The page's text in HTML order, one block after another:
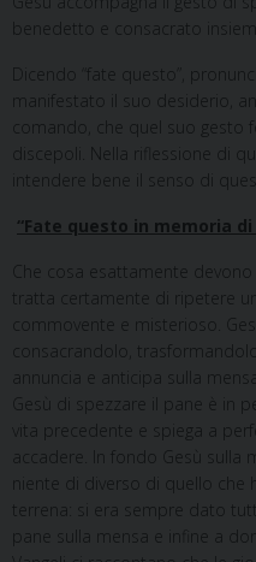
benedetto e consacrato
Dicendo “fate questo”,
manifestato il suo desiderio,
comando, che quel suo gesto
discepoli. Nella riflessione di
intendere bene il senso di
“Fate questo in memoria di
Che cosa esattamente devono
tratta certamente di ripetere
commovente e misterioso.
consacrandolo,
annuncia e anticipa sulla
Gesù di spezzare il pane è in
vita precedente e spiega a
accadere. In fondo Gesù sulla
niente di diverso di quello che
terrena: si era sempre dato
pane sulla mensa e infine a